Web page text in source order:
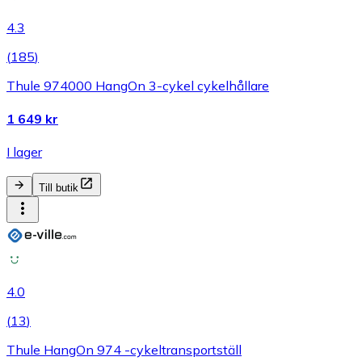
4.3
(185)
Thule 974000 HangOn 3-cykel cykelhållare
1 649 kr
I lager
Till butik
4.0
(13)
Thule HangOn 974 -cykeltransportställ